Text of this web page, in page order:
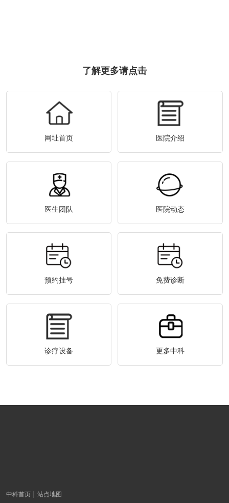
了解更多请点击
网址首页 医院介绍
医生团队 医院动态
预约挂号 免费诊断
诊疗设备 更多中科
中科首页 站点地图